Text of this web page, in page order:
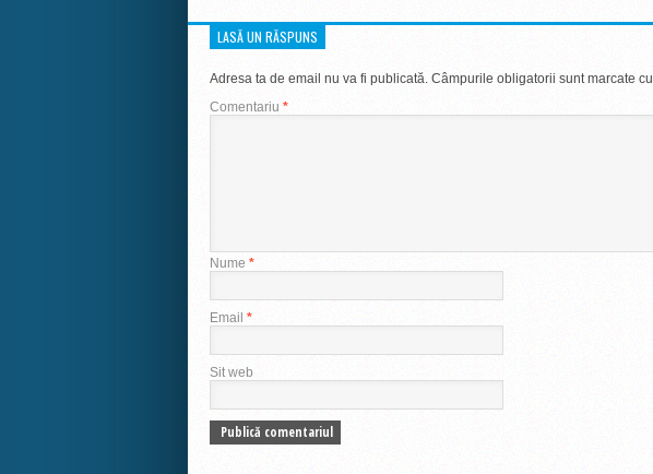
LASĂ UN RĂSPUNS
Adresa ta de email nu va fi publicată. Câmpurile obligatorii sunt marcate cu
Comentariu *
Nume *
Email *
Sit web